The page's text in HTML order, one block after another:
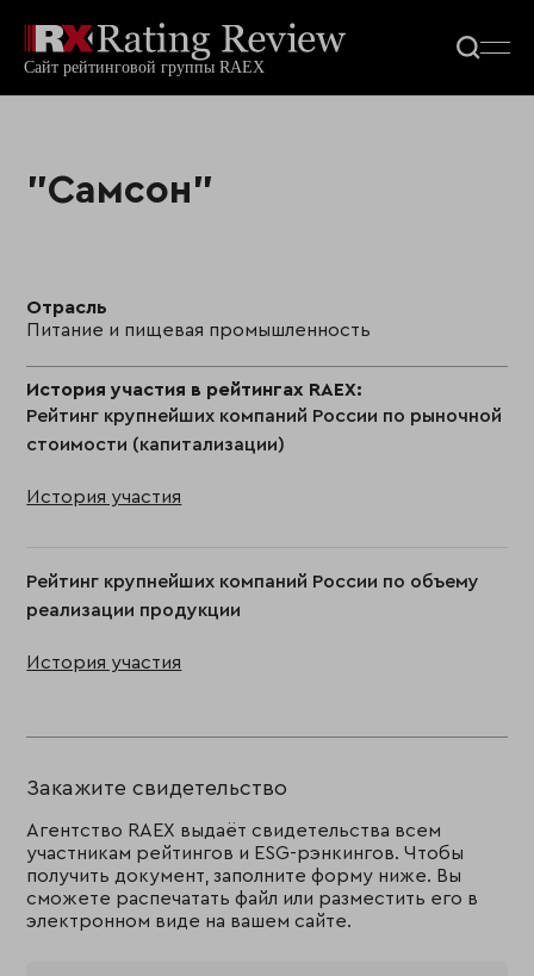
"Самсон"
Отрасль
Питание и пищевая промышленность
История участия в рейтингах RAEX:
Рейтинг крупнейших компаний России по рыночной
стоимости (капитализации)
История участия
Рейтинг крупнейших компаний России по объему
реализации продукции
История участия
Закажите свидетельство
Агентство RAEX выдаёт свидетельства всем
участникам рейтингов и ESG-рэнкингов. Чтобы
получить документ, заполните форму ниже. Вы
сможете распечатать файл или разместить его в
электронном виде на вашем сайте.